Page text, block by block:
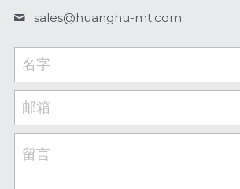
sales@huanghu-mt.com
名字
邮箱
留言